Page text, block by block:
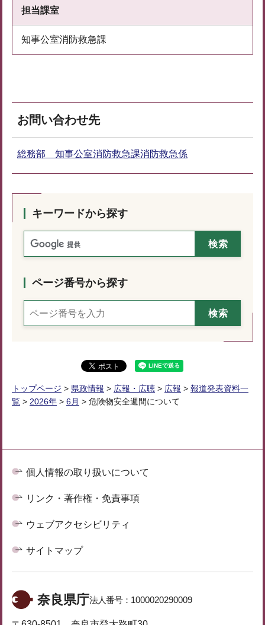
担当課室
知事公室消防救急課
お問い合わせ先
総務部 知事公室消防救急課消防救急係
キーワードから探す
ページ番号から探す
トップページ > 県政情報 > 広報・広聴 > 広報 > 報道発表資料一
覧 > 2026年 > 6月 > 危険物安全週間について
個人情報の取り扱いについて
リンク・著作権・免責事項
ウェブアクセシビリティ
サイトマップ
奈良県庁法人番号： 1000020290009